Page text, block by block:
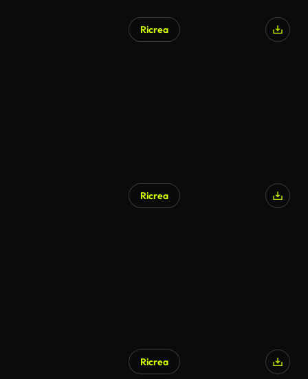
Ricrea
Ricrea
Ricrea